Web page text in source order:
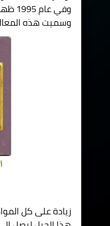
وفي عام 1995 ظهرت معالجات الجيل الرابع من المعالجات المصنفة 32 بت بهدف تطوير تقنيات الشبكات
وسميت هذه